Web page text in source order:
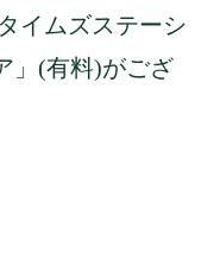
イムズステーシ
」(有料)がござ